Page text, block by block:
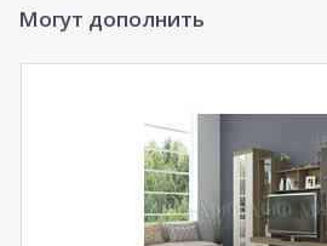
Могут дополнить